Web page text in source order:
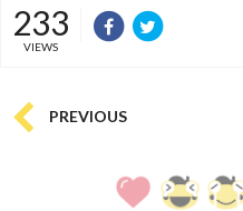
233
VIEWS
PREVIOUS